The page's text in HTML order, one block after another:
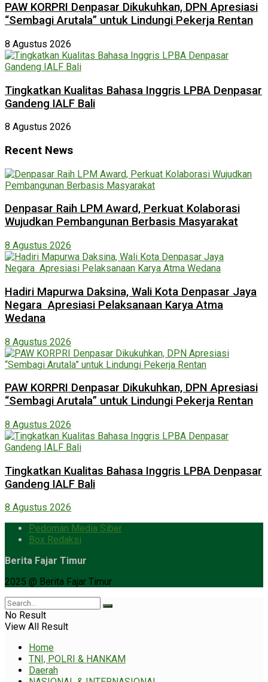
PAW KORPRI Denpasar Dikukuhkan, DPN Apresiasi
“Sembagi Arutala” untuk Lindungi Pekerja Rentan
8 Agustus 2026
Tingkatkan Kualitas Bahasa Inggris LPBA Denpasar
Gandeng IALF Bali
8 Agustus 2026
Recent News
Denpasar Raih LPM Award, Perkuat Kolaborasi
Wujudkan Pembangunan Berbasis Masyarakat
8 Agustus 2026
Hadiri Mapurwa Daksina, Wali Kota Denpasar Jaya
Negara Apresiasi Pelaksanaan Karya Atma
Wedana
8 Agustus 2026
PAW KORPRI Denpasar Dikukuhkan, DPN Apresiasi
“Sembagi Arutala” untuk Lindungi Pekerja Rentan
8 Agustus 2026
Tingkatkan Kualitas Bahasa Inggris LPBA Denpasar
Gandeng IALF Bali
8 Agustus 2026
Pedoman Media Siber
Box Redaksi
Berita Fajar Timur
2025 @ Berita Fajar Timur
No Result
View All Result
Home
TNI, POLRI & HANKAM
Daerah